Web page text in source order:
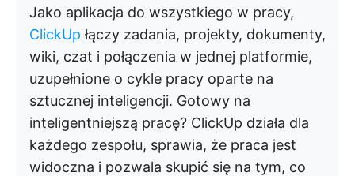
Jako aplikacja do wszystkiego w pracy,
ClickUp łączy zadania, projekty, dokumenty,
wiki, czat i połączenia w jednej platformie,
uzupełnione o cykle pracy oparte na
sztucznej inteligencji. Gotowy na
inteligentniejszą pracę? ClickUp działa dla
każdego zespołu, sprawia, że praca jest
widoczna i pozwala skupić się na tym, co